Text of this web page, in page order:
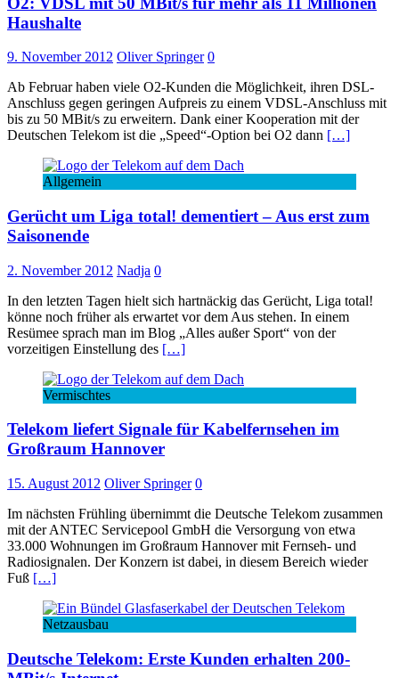
Haushalte
9. November 2012 Oliver Springer 0
Ab Februar haben viele O2-Kunden die Möglichkeit, ihren DSL-
Anschluss gegen geringen Aufpreis zu einem VDSL-Anschluss mit
bis zu 50 MBit/s zu erweitern. Dank einer Kooperation mit der
Deutschen Telekom ist die „Speed“-Option bei O2 dann […]
Allgemein
Gerücht um Liga total! dementiert – Aus erst zum
Saisonende
2. November 2012 Nadja 0
In den letzten Tagen hielt sich hartnäckig das Gerücht, Liga total!
könne noch früher als erwartet vor dem Aus stehen. In einem
Resümee sprach man im Blog „Alles außer Sport“ von der
vorzeitigen Einstellung des […]
Vermischtes
Telekom liefert Signale für Kabelfernsehen im
Großraum Hannover
15. August 2012 Oliver Springer 0
Im nächsten Frühling übernimmt die Deutsche Telekom zusammen
mit der ANTEC Servicepool GmbH die Versorgung von etwa
33.000 Wohnungen im Großraum Hannover mit Fernseh- und
Radiosignalen. Der Konzern ist dabei, in diesem Bereich wieder
Fuß […]
Netzausbau
Deutsche Telekom: Erste Kunden erhalten 200-